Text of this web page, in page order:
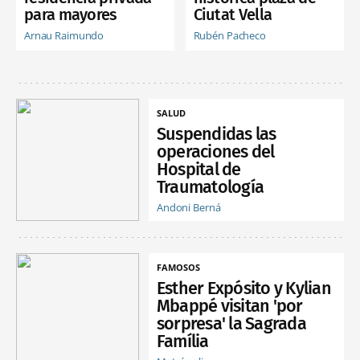
para mayores
Arnau Raimundo
Ciutat Vella
Rubén Pacheco
SALUD
Suspendidas las
operaciones del
Hospital de
Traumatología
Andoni Berná
FAMOSOS
Esther Expósito y Kylian
Mbappé visitan 'por
sorpresa' la Sagrada
Família